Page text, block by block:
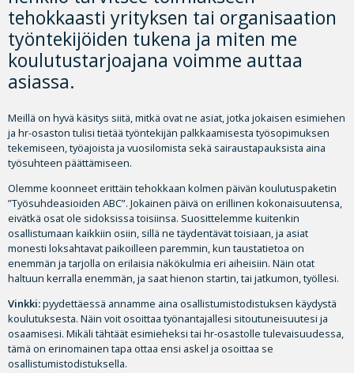
tehokkaasti yrityksen tai organisaation
työntekijöiden tukena ja miten me
koulutustarjoajana voimme auttaa
asiassa.
Meillä on hyvä käsitys siitä, mitkä ovat ne asiat, jotka jokaisen esimiehen
ja hr-osaston tulisi tietää työntekijän palkkaamisesta työsopimuksen
tekemiseen, työajoista ja vuosilomista sekä sairaustapauksista aina
työsuhteen päättämiseen.
Olemme koonneet erittäin tehokkaan kolmen päivän koulutuspaketin
”Työsuhdeasioiden ABC”. Jokainen päivä on erillinen kokonaisuutensa,
eivätkä osat ole sidoksissa toisiinsa. Suosittelemme kuitenkin
osallistumaan kaikkiin osiin, sillä ne täydentävät toisiaan, ja asiat
monesti loksahtavat paikoilleen paremmin, kun taustatietoa on
enemmän ja tarjolla on erilaisia näkökulmia eri aiheisiin. Näin otat
haltuun kerralla enemmän, ja saat hienon startin, tai jatkumon, työllesi.
Vinkki:pyydettäessä annamme aina osallistumistodistuksen käydystä
koulutuksesta. Näin voit osoittaa työnantajallesi sitoutuneisuutesi ja
osaamisesi. Mikäli tähtäät esimieheksi tai hr-osastolle tulevaisuudessa,
tämä on erinomainen tapa ottaa ensi askel ja osoittaa se
osallistumistodistuksella.